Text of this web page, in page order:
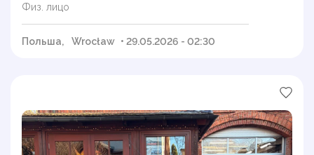
Физ. лицо
Польша, Wrocław • 29.05.2026 - 02:30